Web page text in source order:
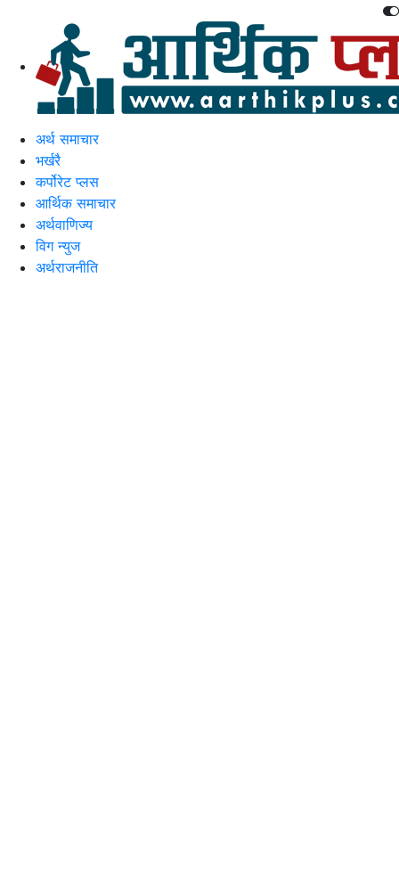
अर्थ समाचार
भर्खरै
कर्पोरेट प्लस
आर्थिक समाचार
अर्थवाणिज्य
विग न्युज
अर्थराजनीति